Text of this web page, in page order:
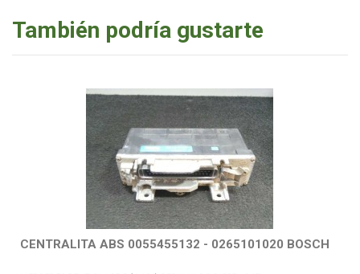
También podría gustarte
CENTRALITA ABS 0055455132 - 0265101020 BOSCH